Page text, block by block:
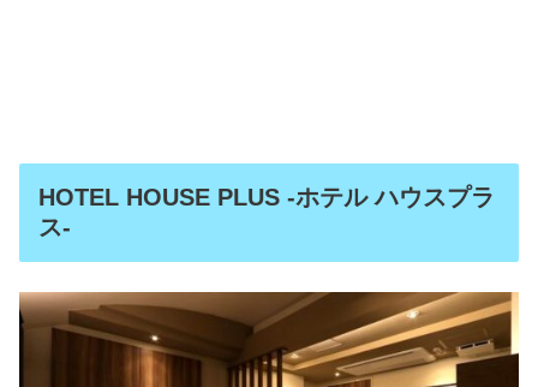
HOTEL HOUSE PLUS -ホテル ハウスプラ
ス-